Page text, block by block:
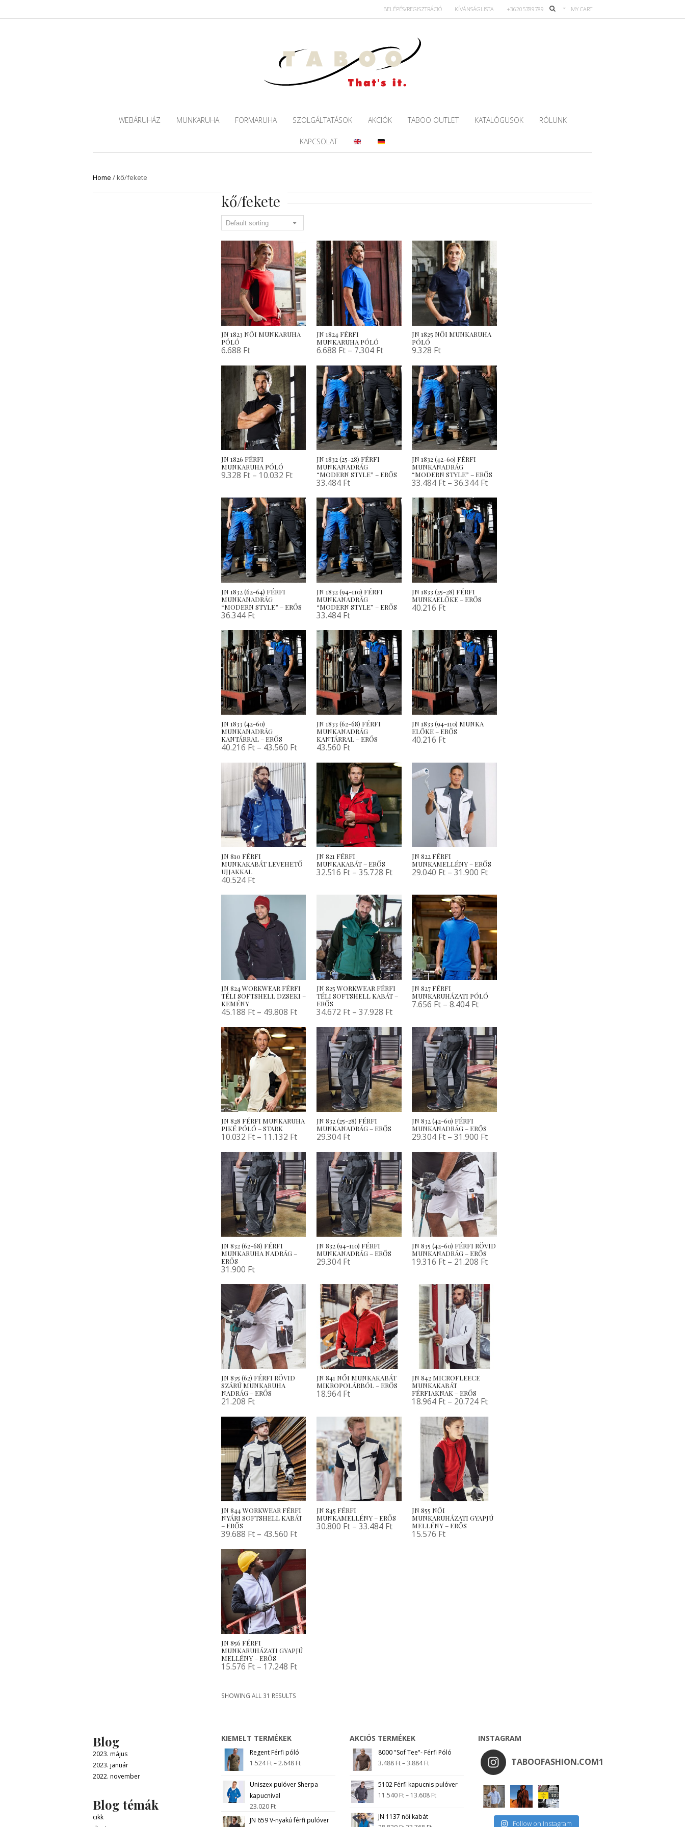
MY CART
BELÉPÉS/REGISZTRÁCIÓ KÍVÁNSÁGLISTA +36205789789
WEBÁRUHÁZ MUNKARUHA FORMARUHA SZOLGÁLTATÁSOK AKCIÓK TABOO OUTLET KATALÓGUSOK RÓLUNK
KAPCSOLAT
Home /kő/fekete
kő/fekete
JN 1823 NŐI MUNKARUHA
PÓLÓ
6.688 Ft
JN 1824 FÉRFI
MUNKARUHA PÓLÓ
6.688 Ft – 7.304 Ft
JN 1825 NŐI MUNKARUHA
PÓLÓ
9.328 Ft
JN 1826 FÉRFI
MUNKARUHA PÓLÓ
9.328 Ft – 10.032 Ft
JN 1832 (25-28) FÉRFI
MUNKANADRÁG
“MODERN STYLE” – ERŐS
33.484 Ft
JN 1832 (42-60) FÉRFI
MUNKANADRÁG
“MODERN STYLE” – ERŐS
33.484 Ft –36.344 Ft
JN 1832 (62-64) FÉRFI
MUNKANADRÁG
“MODERN STYLE” – ERŐS
36.344 Ft
JN 1832 (94-110) FÉRFI
MUNKANADRÁG
“MODERN STYLE” – ERŐS
33.484 Ft
JN 1833 (25-28) FÉRFI
MUNKAELŐKE – ERŐS
40.216 Ft
JN 1833 (42-60)
MUNKANADRÁG
KANTÁRRAL – ERŐS
40.216 Ft – 43.560 Ft
JN 1833 (62-68) FÉRFI
MUNKANADRÁG
KANTÁRRAL – ERŐS
43.560 Ft
JN 1833 (94-110) MUNKA
ELŐKE – ERŐS
40.216 Ft
JN 810 FÉRFI
MUNKAKABÁT LEVEHETŐ
UJJAKKAL
40.524 Ft
JN 821 FÉRFI
MUNKAKABÁT – ERŐS
32.516 Ft –35.728 Ft
JN 822 FÉRFI
MUNKAMELLÉNY – ERŐS
29.040 Ft –31.900 Ft
JN 824 WORKWEAR FÉRFI
TÉLI SOFTSHELL DZSEKI –
KEMÉNY
45.188 Ft – 49.808 Ft
JN 825 WORKWEAR FÉRFI
TÉLI SOFTSHELL KABÁT –
ERŐS
34.672 Ft –37.928 Ft
JN 827 FÉRFI
MUNKARUHÁZATI PÓLÓ
7.656 Ft –8.404 Ft
JN 828 FÉRFI MUNKARUHA
PIKÉ PÓLÓ – STARK
10.032 Ft – 11.132 Ft
JN 832 (25-28) FÉRFI
MUNKANADRÁG – ERŐS
29.304 Ft
JN 832 (42-60) FÉRFI
MUNKANADRÁG – ERŐS
29.304 Ft –31.900 Ft
JN 832 (62-68) FÉRFI
MUNKARUHA NADRÁG –
ERŐS
31.900 Ft
JN 832 (94-110) FÉRFI
MUNKANADRÁG – ERŐS
29.304 Ft
JN 835 (42-60) FÉRFI RÖVID
MUNKANADRÁG – ERŐS
19.316 Ft – 21.208 Ft
JN 835 (62) FÉRFI RÖVID
SZÁRÚ MUNKARUHA
NADRÁG – ERŐS
21.208 Ft
JN 841 NŐI MUNKAKABÁT
MIKROPOLÁRBÓL – ERŐS
18.964 Ft
JN 842 MICROFLEECE
MUNKAKABÁT
FÉRFIAKNAK – ERŐS
18.964 Ft – 20.724 Ft
JN 844 WORKWEAR FÉRFI
NYÁRI SOFTSHELL KABÁT
– ERŐS
39.688 Ft – 43.560 Ft
JN 845 FÉRFI
MUNKAMELLÉNY – ERŐS
30.800 Ft –33.484 Ft
JN 855 NŐI
MUNKARUHÁZATI GYAPJÚ
MELLÉNY – ERŐS
15.576 Ft
JN 856 FÉRFI
MUNKARUHÁZATI GYAPJÚ
MELLÉNY – ERŐS
15.576 Ft – 17.248 Ft
SHOWING ALL 31 RESULTS
Blog
2023. május
2023. január
2022. november
Blog témák
cikk
KIEMELT TERMÉKEK
Regent Férfi póló
1.524Ft–2.648 Ft
Uniszex pulóver Sherpa
kapucnival
23.020 Ft
JN 659 V-nyakú férfi pulóver
AKCIÓS TERMÉKEK
8000 "Sof Tee"- Férfi Póló
3.488 Ft–3.884Ft
5102 Férfi kapucnis pulóver
11.540 Ft– 13.608 Ft
JN 1137 női kabát
INSTAGRAM
TABOOFASHION.COM1
Follow on Instagram